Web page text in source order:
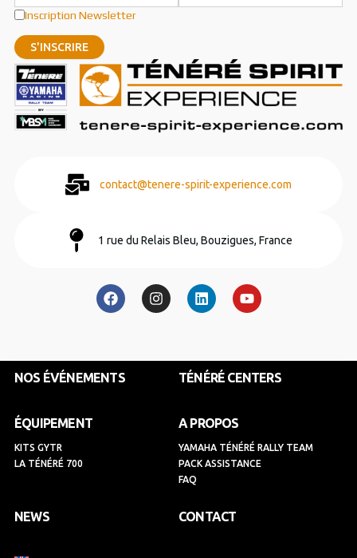
contact@tenere-spirit-experience.com
1 rue du Relais Bleu, Bouzigues, France
a
c
e
o
k
n
s
t
r
i
n
k
i
n
o
u
t
e
Inscription Newsletter
NOS ÉVÉNEMENTS TÉNÉRÉ CENTERS
ÉQUIPEMENT
KITS GYTR
LA TÉNÉRÉ 700
A PROPOS
YAMAHA TÉNÉRÉ RALLY TEAM
PACK ASSISTANCE
FAQ
NEWS CONTACT